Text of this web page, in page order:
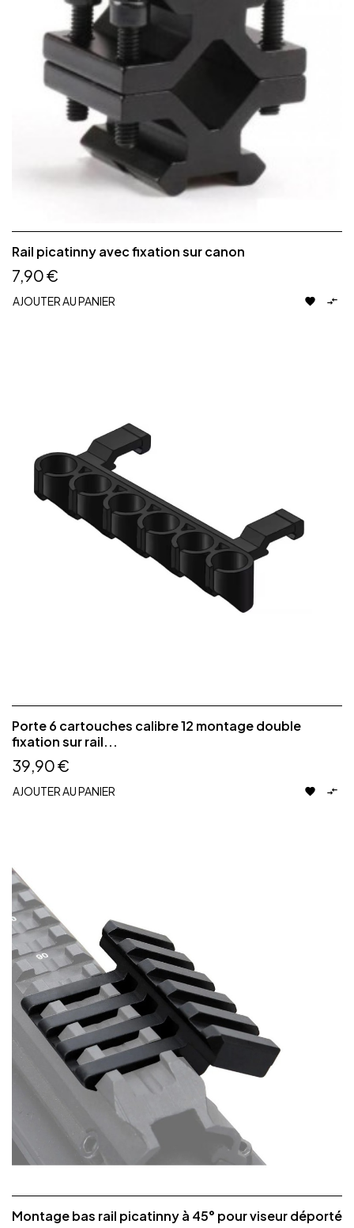
Rail picatinny avec fixation sur canon
7,90 €
AJOUTER AU PANIER  
Porte 6 cartouches calibre 12 montage double
fixation sur rail...
39,90 €
AJOUTER AU PANIER  
Montage bas rail picatinny à 45° pour viseur déporté